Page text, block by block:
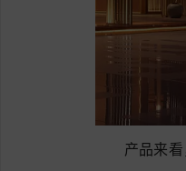
产品来